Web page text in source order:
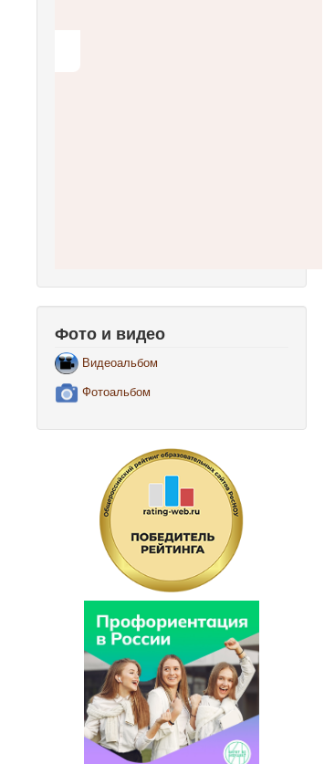
Фото и видео
Видеоальбом
Фотоальбом